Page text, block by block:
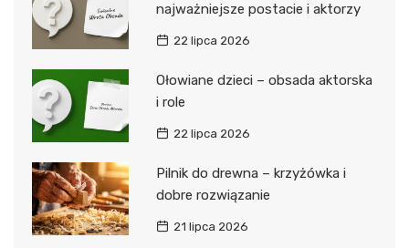
najważniejsze postacie i aktorzy
22 lipca 2026
Ołowiane dzieci – obsada aktorska
i role
22 lipca 2026
Pilnik do drewna – krzyżówka i
dobre rozwiązanie
21 lipca 2026